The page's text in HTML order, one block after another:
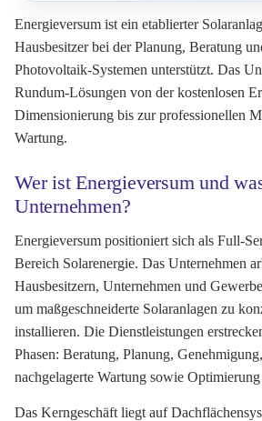
Energieversum ist ein etablierter
Hausbesitzer bei der Planung, Beratung
Photovoltaik-Systemen unterstützt. Das
Rundum-Lösungen von der kostenlosen
Dimensionierung bis zur professionellen
Wartung.
Wer ist Energieversum und
Unternehmen?
Energieversum positioniert sich als Full-
Bereich Solarenergie. Das Unternehmen
Hausbesitzern, Unternehmen und
um maßgeschneiderte Solaranlagen zu
installieren. Die Dienstleistungen
Phasen: Beratung, Planung,
nachgelagerte Wartung sowie Optimierung
Das Kerngeschäft liegt auf